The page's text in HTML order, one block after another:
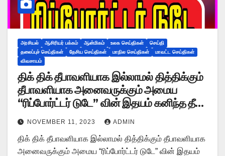
அரசியல் ஆசிரியர் பக்கம் ஆன்மிகம் உலக செய்திகள்
செய்தி
தலைப்புச் செய்திகள்
தேசிய செய்திகள் மாநில செய்திகள்
மாவட்ட செய்திகள்
விவசாயம்
திக் திக் தீபாவளியாக இல்லாமல் தித்திக்கும்
தீபாவளியாக அனைவருக்கும் அமைய
“ரிப்போர்ட்டர் டுடே” வின் இதயம் கனிந்த தீப
ஒளி திருநாள் வாழ்த்துக்கள்!
NOVEMBER 11, 2023 ADMIN
திக் திக் தீபாவளியாக இல்லாமல் தித்திக்கும் தீபாவளியாக
அனைவருக்கும் அமைய “ரிப்போர்ட்டர் டுடே” வின் இதயம்